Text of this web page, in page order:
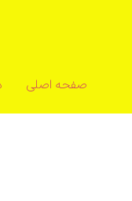
صفحه اصلی